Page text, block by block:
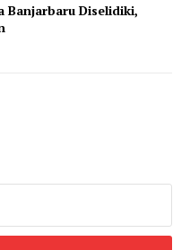
Banjarbaru Diselidiki,